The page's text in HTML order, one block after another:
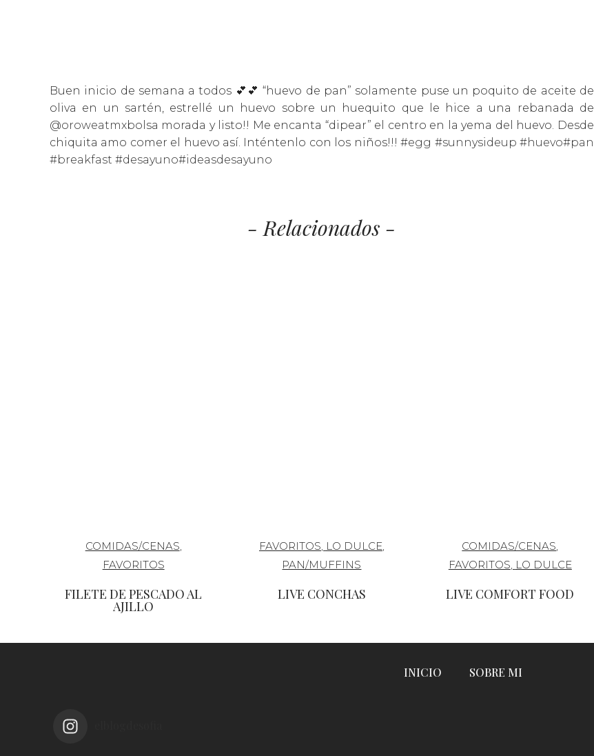
Buen inicio de semana a todos 💕💕 “huevo de pan” solamente puse un poquito de aceite de
oliva en un sartén, estrellé un huevo sobre un huequito que le hice a una rebanada de
@oroweatmxbolsa morada y listo!! Me encanta “dipear” el centro en la yema del huevo. Desde
chiquita amo comer el huevo así. Inténtenlo con los niños!!!#egg #sunnysideup #huevo#pan
#breakfast #desayuno#ideasdesayuno
- Relacionados -
COMIDAS/CENAS,
FAVORITOS
FILETE DE PESCADO AL
AJILLO
FAVORITOS, LO DULCE,
PAN/MUFFINS
LIVE CONCHAS
COMIDAS/CENAS,
FAVORITOS, LO DULCE
LIVE COMFORT FOOD
INICIO SOBRE MI